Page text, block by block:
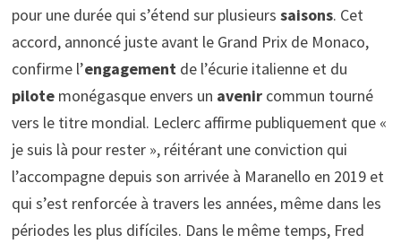
pour une durée qui s’étend sur plusieurs saisons. Cet
accord, annoncé juste avant le Grand Prix de Monaco,
confirme l’engagementde l’écurie italienne et du
pilotemonégasque envers un avenircommun tourné
vers le titre mondial. Leclerc affirme publiquement que «
je suis là pour rester », réitérant une conviction qui
l’accompagne depuis son arrivée à Maranello en 2019 et
qui s’est renforcée à travers les années, même dans les
périodes les plus difíciles. Dans le même temps, Fred